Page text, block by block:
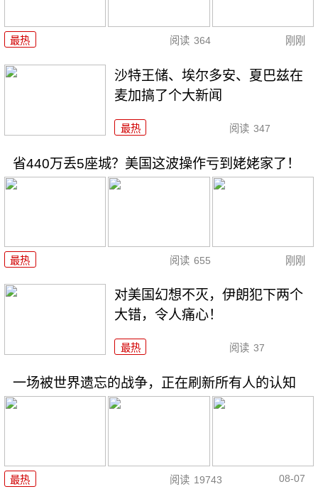
最热 阅读 364 刚刚
沙特王储、埃尔多安、夏巴兹在
麦加搞了个大新闻
最热 阅读 347
省440万丢5座城？美国这波操作亏到姥姥家了！
最热 阅读 655 刚刚
对美国幻想不灭，伊朗犯下两个
大错，令人痛心！
最热 阅读 37
一场被世界遗忘的战争，正在刷新所有人的认知
最热 阅读 19743 08-07